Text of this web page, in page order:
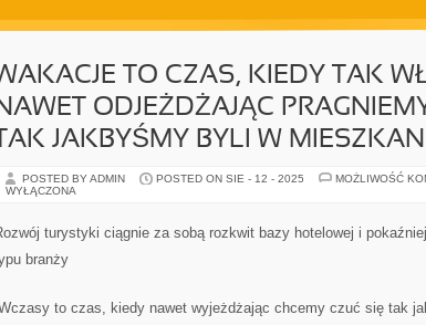
TO CZAS, KIEDY TAK
ODJEŻDŻAJĄC
TAK JAKBYŚMY BYLI W
POSTED BY ADMIN POSTED ON SIE - 12 - 2025 MOŻLIWOŚĆ
WYŁĄCZONA
turystyki ciągnie za sobą rozkwit bazy hotelowej i
branży
to czas, kiedy nawet wyjeżdżając chcemy czuć się tak